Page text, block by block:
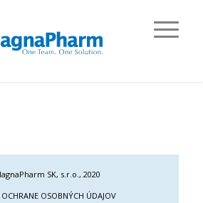
SK, s.r.o., 2020
OSOBNÝCH ÚDAJOV